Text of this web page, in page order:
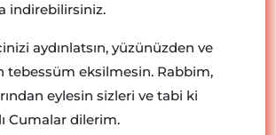
indirebilirsiniz.
aydınlatsın, yüzünüzden ve
tebessüm eksilmesin. Rabbim,
eylesin sizleri ve tabi ki
Cumalar dilerim.